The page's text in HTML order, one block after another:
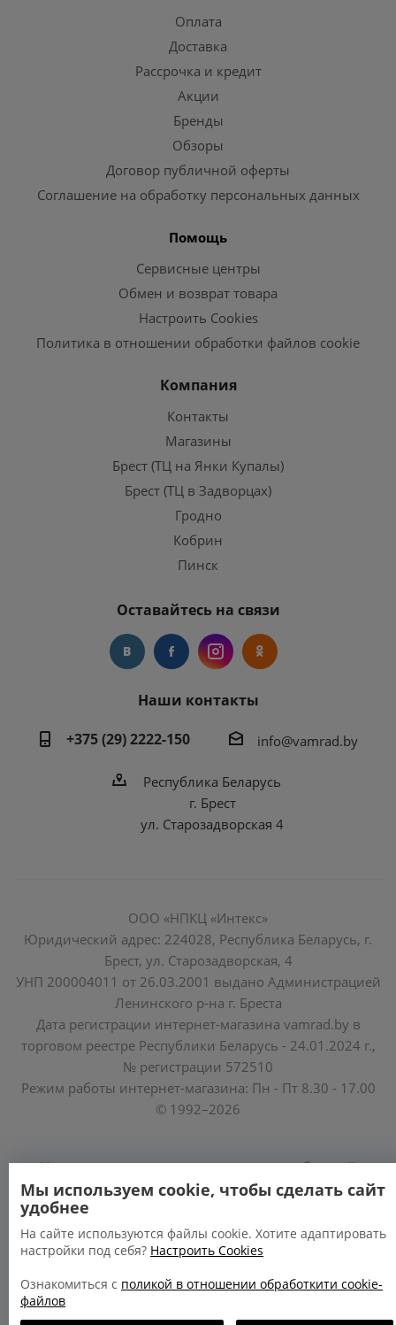
Оплата
Доставка
Рассрочка и кредит
Акции
Бренды
Обзоры
Договор публичной оферты
Соглашение на обработку персональных данных
Помощь
Сервисные центры
Обмен и возврат товара
Настроить Cookies
Политика в отношении обработки файлов cookie
Компания
Контакты
Магазины
Брест (ТЦ на Янки Купалы)
Брест (ТЦ в Задворцах)
Гродно
Кобрин
Пинск
Оставайтесь на связи
Наши контакты
+375 (29) 2222-150
info@vamrad.by
Республика Беларусь
г. Брест
ул. Старозадворская 4
ООО «НПКЦ «Интекс»
Юридический адрес: 224028, Республика Беларусь, г.
Брест, ул. Старозадворская, 4
УНП 200004011 от 26.03.2001 выдано Администрацией
Ленинского р-на г. Бреста
Дата регистрации интернет-магазина vamrad.by в
торговом реестре Республики Беларусь - 24.01.2024 г.,
№ регистрации 572510
Режим работы интернет-магазина: Пн - Пт 8.30 - 17.00
© 1992–2026
Уполномоченные по защите прав потребителей
облисполкомов, Минского горисполкома:
https://www.mart.gov.by/activity/zashchita-prav-
potrebiteley/
БРЕСТСКАЯ ОБЛАСТЬ тел. (80162) 26 97 69;
Мы используем cookie, чтобы сделать сайт
удобнее
На сайте используются файлы cookie. Хотите адаптировать
настройки под себя? Настроить Cookies
Ознакомиться с поликой в отношении обработкити cookie-
файлов